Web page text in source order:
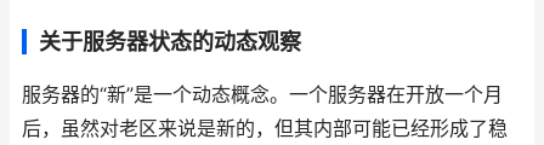
关于服务器状态的动态观察
服务器的“新”是一个动态概念。一个服务器在开放一个月
后，虽然对老区来说是新的，但其内部可能已经形成了稳